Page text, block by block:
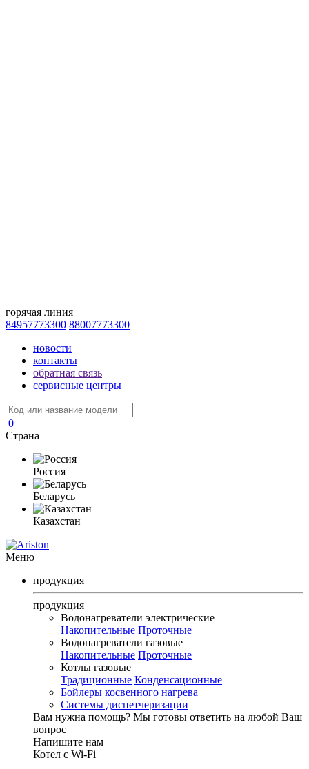
горячая линия
84957773300 88007773300
новости
контакты
обратная связь
сервисные центры
0
Страна
Россия
Беларусь
Казахстан
Меню
продукция
продукция
Водонагреватели электрические
Накопительные Проточные
Водонагреватели газовые
Накопительные Проточные
Котлы газовые
Традиционные Конденсационные
Бойлеры косвенного нагрева
Системы диспетчеризации
Вам нужна помощь? Мы готовы ответить на любой Ваш
вопрос
Напишите нам
Котел с Wi-Fi